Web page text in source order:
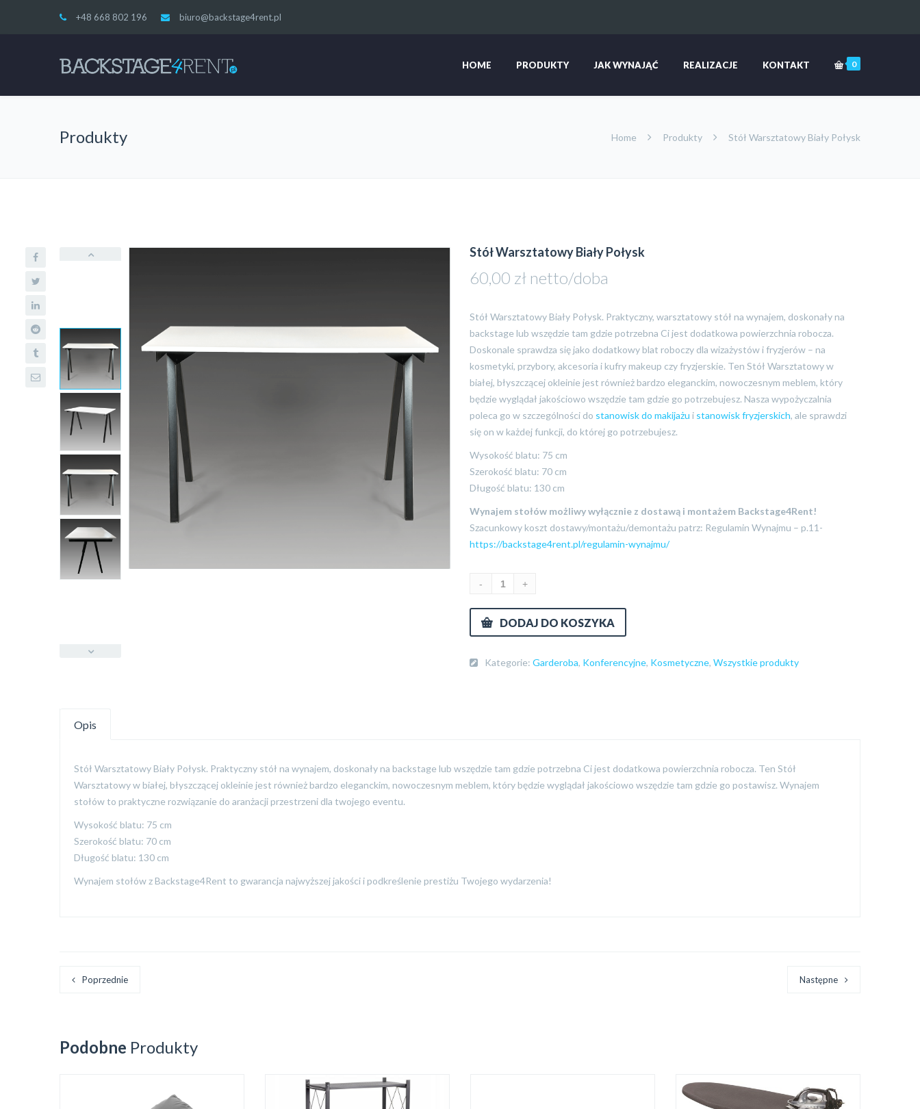
+48 668 802 196 biuro@backstage4rent.pl
0
HOME PRODUKTY JAK WYNAJĄĆ REALIZACJE KONTAKT
Produkty Home Produkty Stół Warsztatowy Biały Połysk
Stół Warsztatowy Biały Połysk
60,00 zł netto/doba
Stół Warsztatowy Biały Połysk. Praktyczny, warsztatowy stół na wynajem, doskonały na
backstage lub wszędzie tam gdzie potrzebna Ci jest dodatkowa powierzchnia robocza.
Doskonale sprawdza się jako dodatkowy blat roboczy dla wizażystów i fryzjerów – na
kosmetyki, przybory, akcesoria i kufry makeup czy fryzjerskie. Ten Stół Warsztatowy w
białej, błyszczącej okleinie jest również bardzo eleganckim, nowoczesnym meblem, który
będzie wyglądał jakościowo wszędzie tam gdzie go potrzebujesz. Nasza wypożyczalnia
poleca go w szczególności do stanowisk do makijażu i stanowisk fryzjerskich, ale sprawdzi
się on w każdej funkcji, do której go potrzebujesz.
Wysokość blatu: 75 cm
Szerokość blatu: 70 cm
Długość blatu: 130 cm
Wynajem stołów możliwy wyłącznie z dostawą i montażem Backstage4Rent!
Szacunkowy koszt dostawy/montażu/demontażu patrz: Regulamin Wynajmu – p.11-
https://backstage4rent.pl/regulamin-wynajmu/
DODAJ DO KOSZYKA
Kategorie:Garderoba, Konferencyjne, Kosmetyczne,Wszystkie produkty
Opis
Stół Warsztatowy Biały Połysk. Praktyczny stół na wynajem, doskonały na backstage lub wszędzie tam gdzie potrzebna Ci jest dodatkowa powierzchnia robocza. Ten Stół
Warsztatowy w białej, błyszczącej okleinie jest również bardzo eleganckim, nowoczesnym meblem, który będzie wyglądał jakościowo wszędzie tam gdzie go postawisz. Wynajem
stołów to praktyczne rozwiązanie do aranżacji przestrzeni dla twojego eventu.
Wysokość blatu: 75 cm
Szerokość blatu: 70 cm
Długość blatu: 130 cm
Wynajem stołów z Backstage4Rent to gwarancja najwyższej jakości i podkreślenie prestiżu Twojego wydarzenia!
Poprzednie Następne
Podobne Produkty